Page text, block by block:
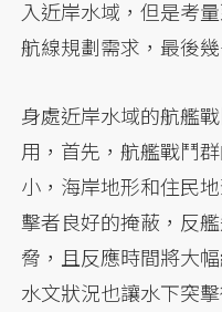
入近岸水域，但是考
航線規劃需求，最後
身處近岸水域的航艦
用，首先，航艦戰鬥
小，海岸地形和住民
擊者良好的掩蔽，反
脅，且反應時間將大
水文狀況也讓水下突